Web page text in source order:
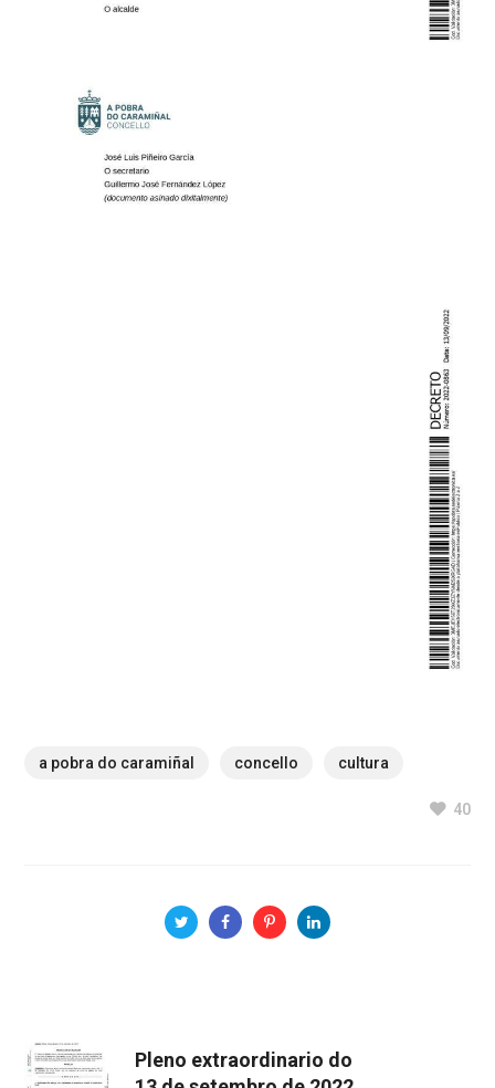
a pobra do caramiñal concello cultura
40
Pleno extraordinario do